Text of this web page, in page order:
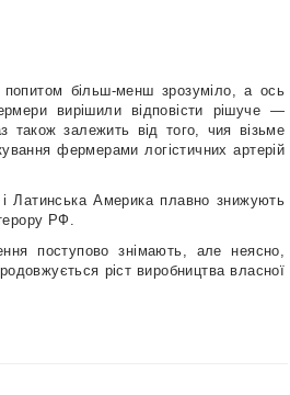
більш-менш зрозуміло, а ось
вирішили відповісти рішуче —
також залежить від того, чия візьме
фермерами логістичних артерій
Латинська Америка плавно знижують
РФ.
поступово знімають, але неясно,
ріст виробництва власної